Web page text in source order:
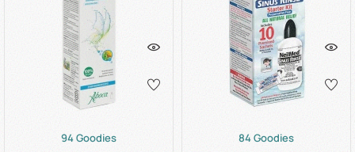
94 Goodies
84 Goodies